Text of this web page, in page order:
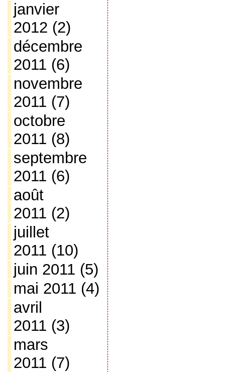
janvier
2012 (2)
décembre
2011 (6)
novembre
2011 (7)
octobre
2011 (8)
septembre
2011 (6)
août
2011 (2)
juillet
2011 (10)
juin 2011 (5)
mai 2011 (4)
avril
2011 (3)
mars
2011 (7)